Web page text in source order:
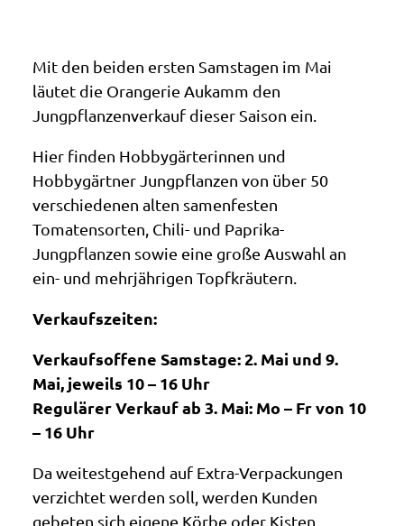
Mit den beiden ersten Samstagen im Mai
läutet die Orangerie Aukamm den
Jungpflanzenverkauf dieser Saison ein.
Hier finden Hobbygärterinnen und
Hobbygärtner Jungpflanzen von über 50
verschiedenen alten samenfesten
Tomatensorten, Chili- und Paprika-
Jungpflanzen sowie eine große Auswahl an
ein- und mehrjährigen Topfkräutern.
Verkaufszeiten:
Verkaufsoffene Samstage: 2. Mai und 9.
Mai, jeweils 10 – 16 Uhr
Regulärer Verkauf ab 3. Mai: Mo – Fr von 10
– 16 Uhr
Da weitestgehend auf Extra-Verpackungen
verzichtet werden soll, werden Kunden
gebeten sich eigene Körbe oder Kisten